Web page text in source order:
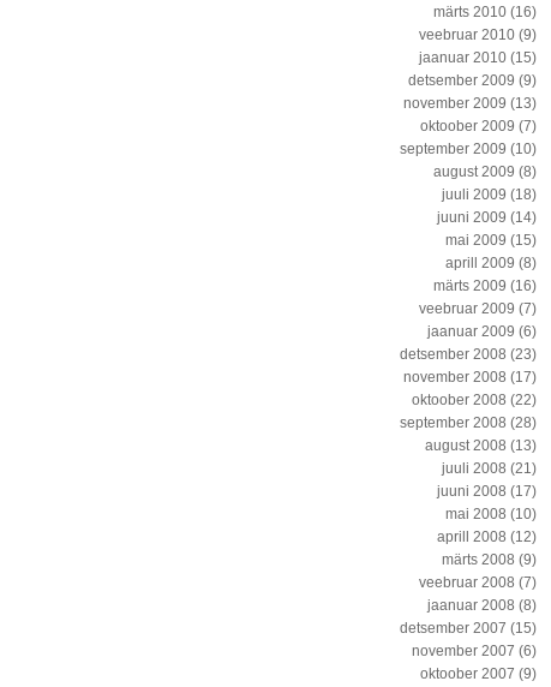
märts 2010 (16)
veebruar 2010 (9)
jaanuar 2010 (15)
detsember 2009 (9)
november 2009 (13)
oktoober 2009 (7)
september 2009 (10)
august 2009 (8)
juuli 2009 (18)
juuni 2009 (14)
mai 2009 (15)
aprill 2009 (8)
märts 2009 (16)
veebruar 2009 (7)
jaanuar 2009 (6)
detsember 2008 (23)
november 2008 (17)
oktoober 2008 (22)
september 2008 (28)
august 2008 (13)
juuli 2008 (21)
juuni 2008 (17)
mai 2008 (10)
aprill 2008 (12)
märts 2008 (9)
veebruar 2008 (7)
jaanuar 2008 (8)
detsember 2007 (15)
november 2007 (6)
oktoober 2007 (9)